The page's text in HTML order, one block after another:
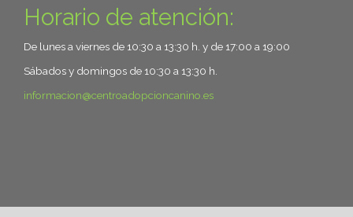
Horario de atención:
De lunes a viernes de 10:30 a 13:30 h. y de 17:00 a 19:00
Sábados y domingos de 10:30 a 13:30 h.
informacion
centroadopcioncanino.es